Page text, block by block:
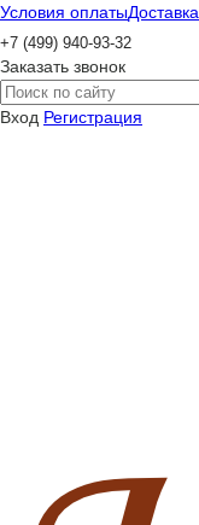
Условия оплатыДоставка
+7 (499) 940-93-32
Заказать звонок
Вход Регистрация